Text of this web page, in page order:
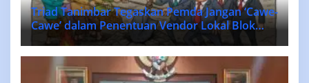
Triad Tanimbar Tegaskan Pemda Jangan ‘Cawe-
Cawe’ dalam Penentuan Vendor Lokal Blok
MASELA.